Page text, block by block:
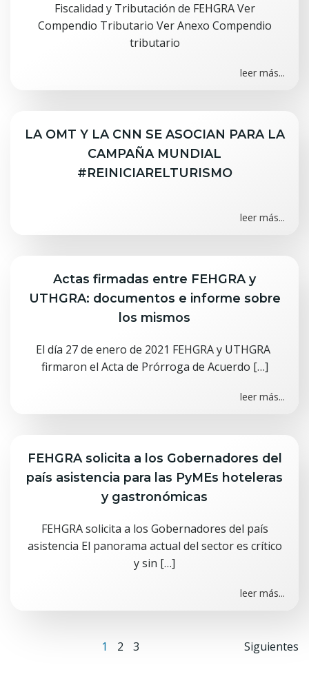
Fiscalidad y Tributación de FEHGRA Ver
Compendio Tributario Ver Anexo Compendio
tributario
leer más...
LA OMT Y LA CNN SE ASOCIAN PARA LA
CAMPAÑA MUNDIAL
#REINICIARELTURISMO
leer más...
Actas firmadas entre FEHGRA y
UTHGRA: documentos e informe sobre
los mismos
El día 27 de enero de 2021 FEHGRA y UTHGRA
firmaron el Acta de Prórroga de Acuerdo […]
leer más...
FEHGRA solicita a los Gobernadores del
país asistencia para las PyMEs hoteleras
y gastronómicas
FEHGRA solicita a los Gobernadores del país
asistencia El panorama actual del sector es crítico
y sin […]
leer más...
Navegación
Página
1 Página
2 Página
3 Siguientes